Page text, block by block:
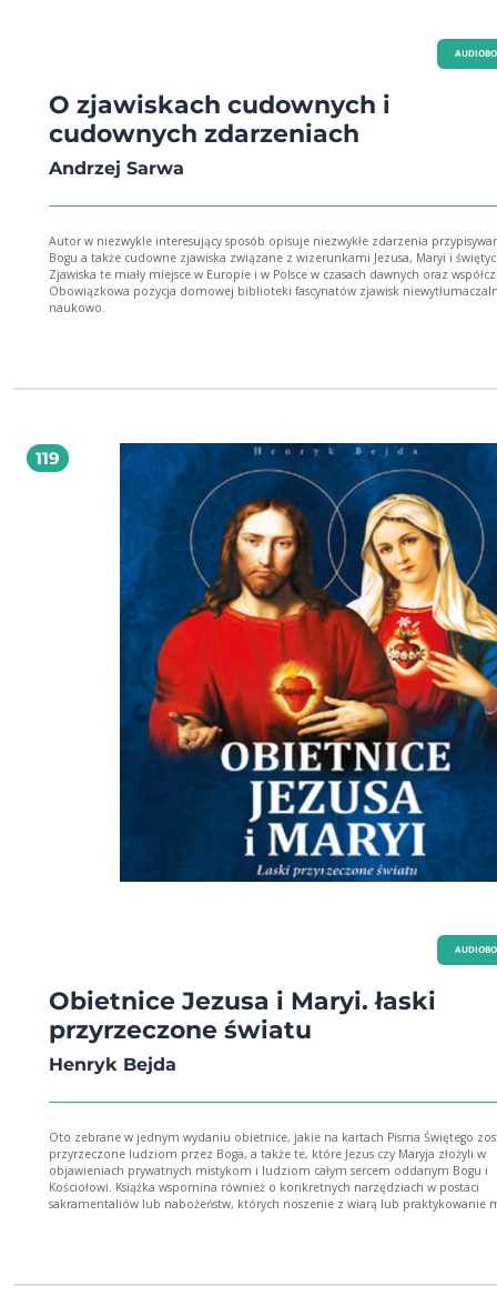
O zjawiskach cudownych i
cudownych zdarzeniach
Andrzej Sarwa
Autor w niezwykle interesujący sposób opisuje niezwykłe zdarzenia
Bogu a także cudowne zjawiska związane z wizerunkami Jezusa, Maryi i
Zjawiska te miały miejsce w Europie i w Polsce w czasach dawnych oraz
Obowiązkowa pozycja domowej biblioteki fascynatów zjawisk
naukowo.
119
Obietnice Jezusa i Maryi. łaski
przyrzeczone światu
Henryk Bejda
Oto zebrane w jednym wydaniu obietnice, jakie na kartach Pisma Świętego
przyrzeczone ludziom przez Boga, a także te, które Jezus czy Maryja złożyli w
objawieniach prywatnych mistykom i ludziom całym sercem oddanym Bogu i
Kościołowi. Książka wspomina również o konkretnych narzędziach w postaci
sakramentaliów lub nabożeństw, których noszenie z wiarą lub praktykowanie
cię nauczyłem. Ktokolwiek będzie ją odmawiał, dostąpi wielkiego miłosierdzia